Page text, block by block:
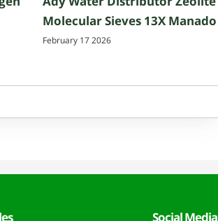
Molecular Sieves 13X Manado
February 17 2026
Social Media